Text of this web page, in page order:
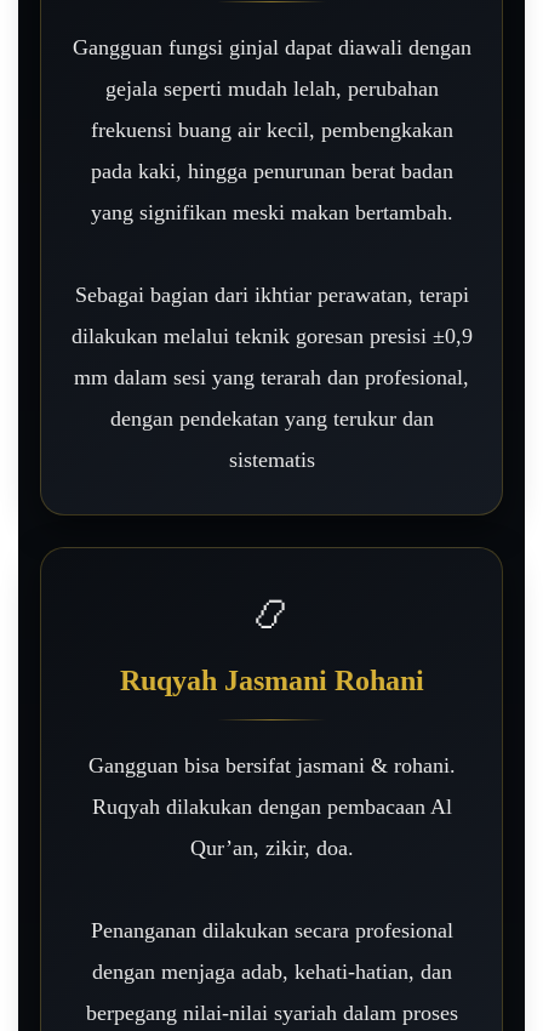
Gangguan fungsi ginjal dapat diawali dengan
gejala seperti mudah lelah, perubahan
frekuensi buang air kecil, pembengkakan
pada kaki, hingga penurunan berat badan
yang signifikan meski makan bertambah.
Sebagai bagian dari ikhtiar perawatan, terapi
dilakukan melalui teknik goresan presisi ±0,9
mm dalam sesi yang terarah dan profesional,
dengan pendekatan yang terukur dan
sistematis
📿
Ruqyah Jasmani Rohani
Gangguan bisa bersifat jasmani & rohani.
Ruqyah dilakukan dengan pembacaan Al
Qur’an, zikir, doa.
Penanganan dilakukan secara profesional
dengan menjaga adab, kehati-hatian, dan
berpegang nilai-nilai syariah dalam proses